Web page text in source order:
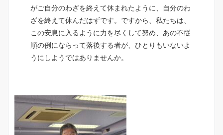
がご自分のわざを終えて休まれたように、自分のわ
ざを終えて休んだはずです。ですから、私たちは、
この安息に入るように力を尽くして努め、あの不従
順の例にならって落後する者が、ひとりもいないよ
うにしようではありませんか。